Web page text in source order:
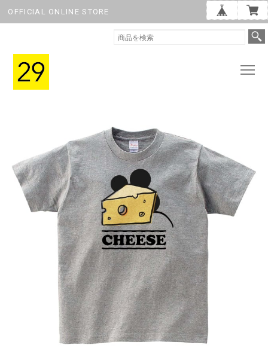
OFFICIAL ONLINE STORE